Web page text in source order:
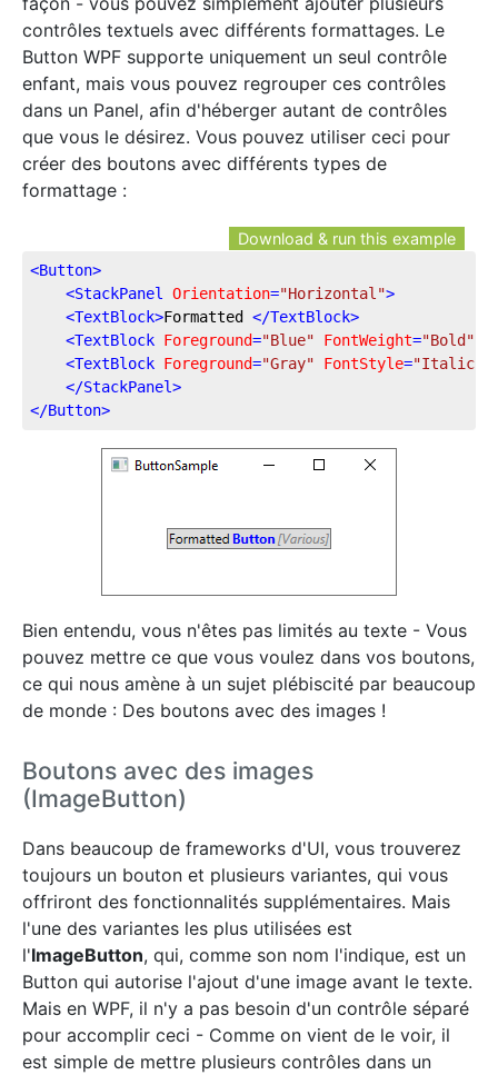
contrôles textuels avec différents formattages. Le
Button WPF supporte uniquement un seul contrôle
enfant, mais vous pouvez regrouper ces contrôles
dans un Panel, afin d'héberger autant de contrôles
que vous le désirez. Vous pouvez utiliser ceci pour
créer des boutons avec différents types de
formattage :
Download & run this example
<Button>
<StackPanel Orientation="Horizontal">
<TextBlock>Formatted </TextBlock>
<TextBlock Foreground="Blue" FontWeight="Bold"
<TextBlock Foreground="Gray" FontStyle="Italic"
</StackPanel>
</Button>
Bien entendu, vous n'êtes pas limités au texte - Vous
pouvez mettre ce que vous voulez dans vos boutons,
ce qui nous amène à un sujet plébiscité par beaucoup
de monde : Des boutons avec des images !
Boutons avec des images
(ImageButton)
Dans beaucoup de frameworks d'UI, vous trouverez
toujours un bouton et plusieurs variantes, qui vous
offriront des fonctionnalités supplémentaires. Mais
l'une des variantes les plus utilisées est
l'ImageButton, qui, comme son nom l'indique, est un
Button qui autorise l'ajout d'une image avant le texte.
Mais en WPF, il n'y a pas besoin d'un contrôle séparé
pour accomplir ceci - Comme on vient de le voir, il
est simple de mettre plusieurs contrôles dans un